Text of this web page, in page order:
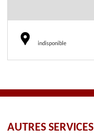
indisponible
AUTRES SERVICES